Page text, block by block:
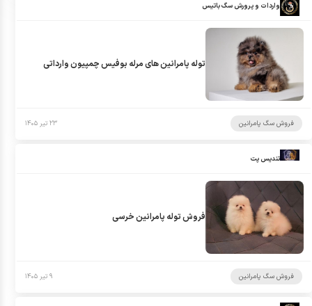
واردات و پرورش سگ باتیس
توله پامرانین های مرله بوفیس چمپیون وارداتی
فروش سگ پامرانین ۲۳ تیر ۱۴۰۵
تندیس پت
فروش توله پامرانین خرسی
فروش سگ پامرانین ۹ تیر ۱۴۰۵